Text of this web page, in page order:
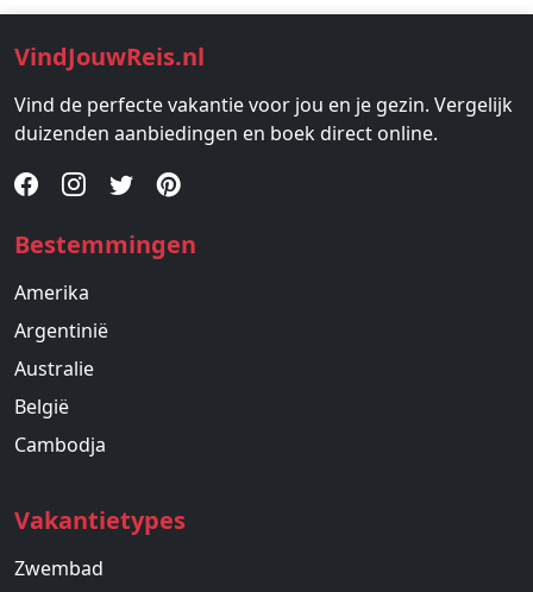
VindJouwReis.nl
Vind de perfecte vakantie voor jou en je gezin. Vergelijk
duizenden aanbiedingen en boek direct online.
Bestemmingen
Amerika
Argentinië
Australie
België
Cambodja
Vakantietypes
Zwembad